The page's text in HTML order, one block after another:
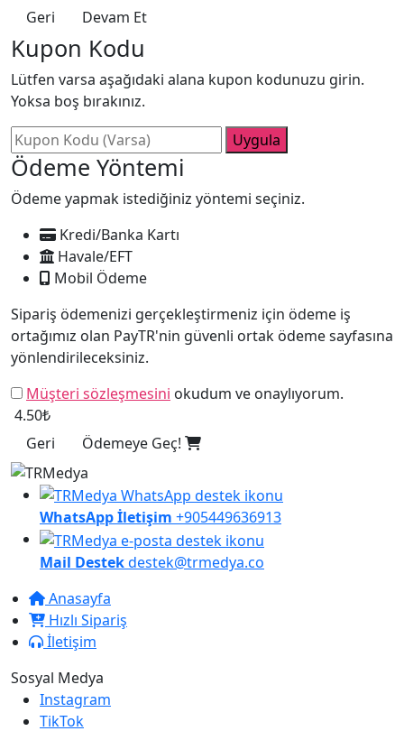
Geri
Devam Et
Kupon Kodu
Lütfen varsa aşağıdaki alana kupon kodunuzu girin.
Yoksa boş bırakınız.
Uygula
Ödeme Yöntemi
Ödeme yapmak istediğiniz yöntemi seçiniz.
Kredi/Banka Kartı
Havale/EFT
Mobil Ödeme
Sipariş ödemenizi gerçekleştirmeniz için ödeme iş
ortağımız olan PayTR'nin güvenli ortak ödeme sayfasına
yönlendirileceksiniz.
Müşteri sözleşmesini okudum ve onaylıyorum.
4.50₺
Geri
Ödemeye Geç!
WhatsApp İletişim +905449636913
Mail Destekdestek@trmedya.co
Anasayfa
Hızlı Sipariş
İletişim
Sosyal Medya
Instagram
TikTok